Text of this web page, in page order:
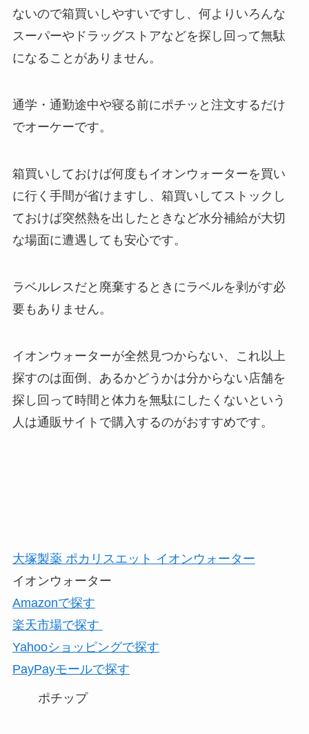
ないので箱買いしやすいですし、何よりいろんな
スーパーやドラッグストアなどを探し回って無駄
になることがありません。
通学・通勤途中や寝る前にポチッと注文するだけ
でオーケーです。
箱買いしておけば何度もイオンウォーターを買い
に行く手間が省けますし、箱買いしてストックし
ておけば突然熱を出したときなど水分補給が大切
な場面に遭遇しても安心です。
ラベルレスだと廃棄するときにラベルを剥がす必
要もありません。
イオンウォーターが全然見つからない、これ以上
探すのは面倒、あるかどうかは分からない店舗を
探し回って時間と体力を無駄にしたくないという
人は通販サイトで購入するのがおすすめです。
大塚製薬 ポカリスエット イオンウォーター
イオンウォーター
Amazonで探す
楽天市場で探す
Yahooショッピングで探す
PayPayモールで探す
ポチップ